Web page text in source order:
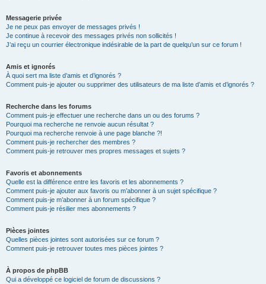
Messagerie privée
Je ne peux pas envoyer de messages privés !
Je continue à recevoir des messages privés non sollicités !
J’ai reçu un courrier électronique indésirable de la part de quelqu’un sur ce forum !
Amis et ignorés
À quoi sert ma liste d’amis et d’ignorés ?
Comment puis-je ajouter ou supprimer des utilisateurs de ma liste d’amis et d’ignorés ?
Recherche dans les forums
Comment puis-je effectuer une recherche dans un ou des forums ?
Pourquoi ma recherche ne renvoie aucun résultat ?
Pourquoi ma recherche renvoie à une page blanche ?!
Comment puis-je rechercher des membres ?
Comment puis-je retrouver mes propres messages et sujets ?
Favoris et abonnements
Quelle est la différence entre les favoris et les abonnements ?
Comment puis-je ajouter aux favoris ou m’abonner à un sujet spécifique ?
Comment puis-je m’abonner à un forum spécifique ?
Comment puis-je résilier mes abonnements ?
Pièces jointes
Quelles pièces jointes sont autorisées sur ce forum ?
Comment puis-je retrouver toutes mes pièces jointes ?
À propos de phpBB
Qui a développé ce logiciel de forum de discussions ?